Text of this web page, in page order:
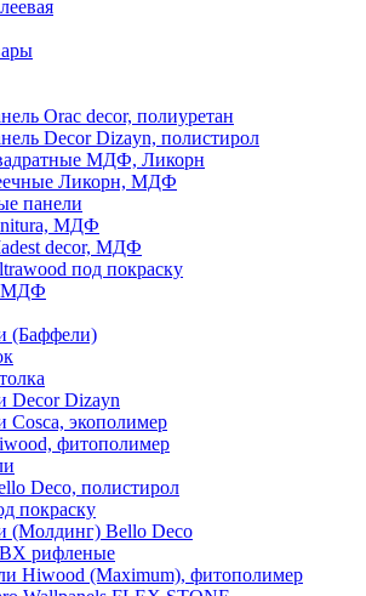
Orac decor, полиуретан
Decor Dizayn, полистирол
МДФ, Ликорн
Ликорн, МДФ
панели
МДФ
decor, МДФ
под покраску
МДФ
(Баффели)
Decor Dizayn
Cosca, экополимер
фитополимер
Deco, полистирол
покраску
(Молдинг) Bello Deco
рифленые
Hiwood (Maximum), фитополимер